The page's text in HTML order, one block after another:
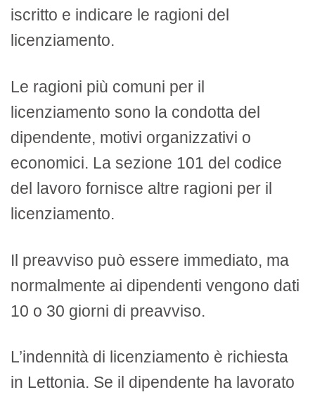
iscritto e indicare le ragioni del
licenziamento.
Le ragioni più comuni per il
licenziamento sono la condotta del
dipendente, motivi organizzativi o
economici. La sezione 101 del codice
del lavoro fornisce altre ragioni per il
licenziamento.
Il preavviso può essere immediato, ma
normalmente ai dipendenti vengono dati
10 o 30 giorni di preavviso.
L’indennità di licenziamento è richiesta
in Lettonia. Se il dipendente ha lavorato